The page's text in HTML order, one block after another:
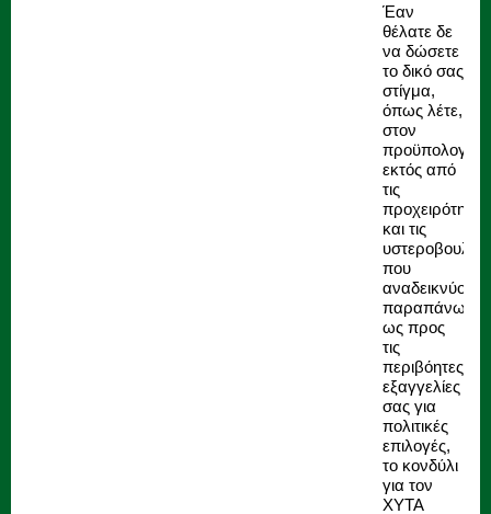
Έαν
θέλατε δε
να δώσετε
το δικό σας
στίγμα,
όπως λέτε,
στον
εκτός από
τις
προχειρότητες
και τις
υστεροβουλίες
που
παραπάνω,
ως προς
τις
περιβόητες
εξαγγελίες
σας για
πολιτικές
επιλογές,
το κονδύλι
για τον
ΧΥΤΑ